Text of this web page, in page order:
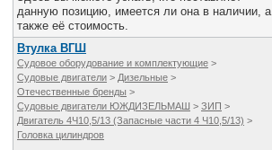
данную позицию, имеется ли она в наличии, а
также её стоимость.
Втулка ВГШ
Судовое оборудование и комплектующие >
Судовые двигатели > Дизельные >
Отечественные бренды >
Судовые двигатели ЮЖДИЗЕЛЬМАШ > ЗИП >
Двигатель 4Ч10,5/13 (Запасные части 4 Ч10,5/13) >
Головка цилиндров